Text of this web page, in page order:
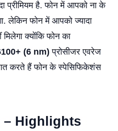
प्रीमियम है. फोन में आपको ना के
लेकिन फोन में आपको ज्यादा
क्योंकि फोन का
(6 nm) प्रोसीजर एवरेज
करते हैं फोन के स्पेसिफिकेशंस
– Highlights